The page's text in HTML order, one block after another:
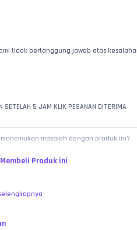
tidak bertanggung jawab atas
SETELAH 5 JAM KLIK PESANAN DITERIMA
menemukan masalah dengan produk ini?
Produk ini